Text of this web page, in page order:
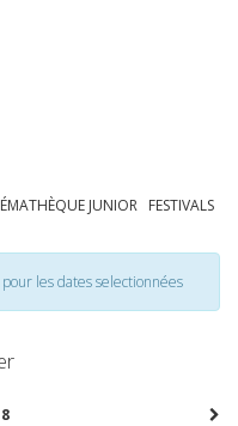
JUNIOR FESTIVALS
les dates selectionnées